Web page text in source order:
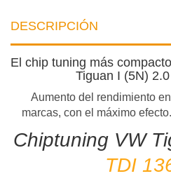
DESCRIPCIÓN
El chip tuning más
Tiguan I (5N)
Aumento del rendimiento
marcas, con el máximo
Chiptuning VW
TDI